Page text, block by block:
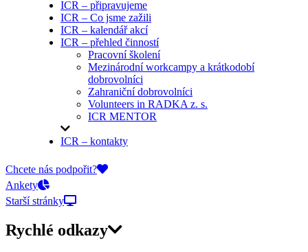
ICR – připravujeme
ICR – Co jsme zažili
ICR – kalendář akcí
ICR – přehled činností
Pracovní školení
Mezinárodní workcampy a krátkodobí
dobrovolníci
Zahraniční dobrovolníci
Volunteers in RADKA z. s.
ICR MENTOR
ICR – kontakty
On-line přihlášky
Chcete nás podpořit?
Ankety
Starší stránky
Rychlé odkazy